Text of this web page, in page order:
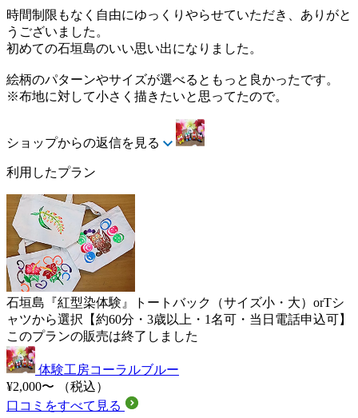
時間制限もなく自由にゆっくりやらせていただき、ありがと
うございました。
初めての石垣島のいい思い出になりました。
絵柄のパターンやサイズが選べるともっと良かったです。
※布地に対して小さく描きたいと思ってたので。
ショップからの返信を見る
利用したプラン
石垣島『紅型染体験』トートバック（サイズ小・大）orTシ
ャツから選択【約60分・3歳以上・1名可・当日電話申込可】
このプランの販売は終了しました
体験工房コーラルブルー
¥2,000〜
（税込）
口コミをすべて見る